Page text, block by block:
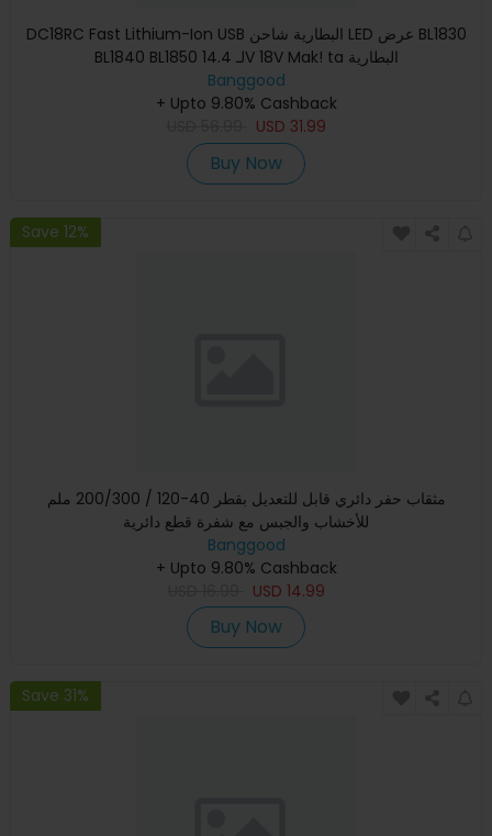
DC18RC Fast Lithium-Ion USB البطارية شاحن LED عرض BL1830
BL1840 BL1850 لـ 14.4V 18V Mak! ta البطارية
Banggood
+ Upto 9.80% Cashback
USD 31.99
Buy Now
Save 12%
مثقاب حفر دائري قابل للتعديل بقطر 40-120 / 200/300 ملم
للأخشاب والجبس مع شفرة قطع دائرية
Banggood
+ Upto 9.80% Cashback
USD 14.99
Buy Now
Save 31%